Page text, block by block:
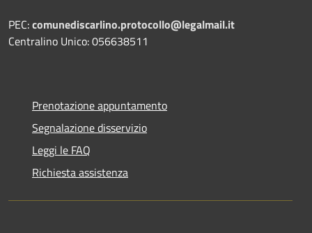
PEC:comunediscarlino.protocollo@legalmail.it
Centralino Unico: 056638511
Prenotazione appuntamento
Segnalazione disservizio
Leggi le FAQ
Richiesta assistenza